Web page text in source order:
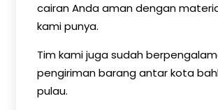
cairan Anda aman dengan
kami punya.
Tim kami juga sudah
pengiriman barang antar kota
pulau.